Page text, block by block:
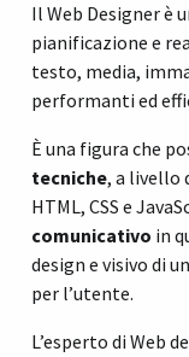
Il Web Designer è
pianificazione e
testo, media,
performanti ed
È una figura che
tecniche, a livello
HTML, CSS e
comunicativo in
design e visivo di
per l’utente.
L’esperto di Web